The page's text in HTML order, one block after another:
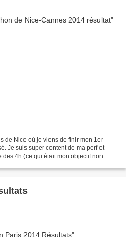
de Nice où je viens de finir mon 1er
Je suis super content de ma perf et
4h (ce qui était mon objectif non